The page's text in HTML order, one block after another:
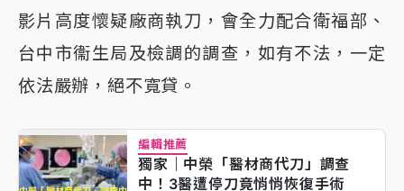
影片高度懷疑廠商執刀，會全力配合衛福部、
台中市衞生局及檢調的調查，如有不法，一定
依法嚴辦，絕不寬貸。
編輯推薦
獨家｜中榮「醫材商代刀」調查
中！3醫遭停刀竟悄悄恢復手術